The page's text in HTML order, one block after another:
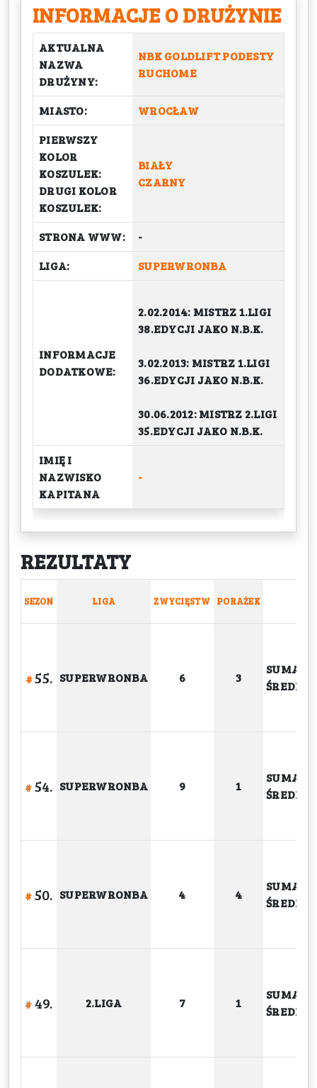
INFORMACJE O DRUŻYNIE
AKTUALNA
NAZWA
DRUŻYNY:
NBK GOLDLIFT PODESTY
RUCHOME
MIASTO:
WROCŁAW
PIERWSZY
KOLOR
KOSZULEK:
DRUGI KOLOR
KOSZULEK:
BIAŁY
CZARNY
STRONA WWW:
-
LIGA:
SUPERWRONBA
INFORMACJE
DODATKOWE:
2.02.2014: MISTRZ 1.LIGI
38.EDYCJI JAKO N.B.K.
3.02.2013: MISTRZ 1.LIGI
36.EDYCJI JAKO N.B.K.
30.06.2012: MISTRZ 2.LIGI
35.EDYCJI JAKO N.B.K.
IMIĘ I
NAZWISKO
KAPITANA
-
REZULTATY
SEZON LIGA ZWYCIĘSTW PORAŻEK
#55. SUPERWRONBA 6 3
SUMA
ŚREDNIA
#54. SUPERWRONBA 9 1
SUMA
ŚREDNIA
#50. SUPERWRONBA 4 4
SUMA
ŚREDNIA
# 49. 2.LIGA 7 1
SUMA
ŚREDNIA